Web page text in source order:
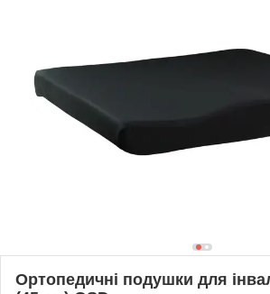
Ортопедичні подушки для